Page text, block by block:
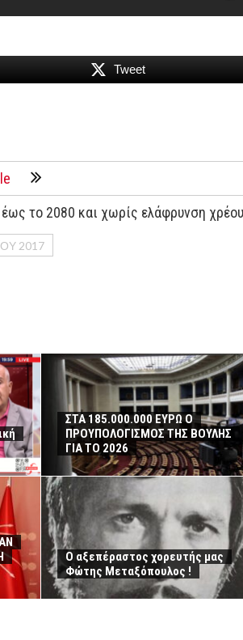
Tweet
το 2080 και χωρίς ελάφρυνση
2017
ΣΤΑ 185.000.000 ΕΥΡΩ Ο
ΠΡΟΥΠΟΛΟΓΙΣΜΟΣ ΤΗΣ ΒΟΥΛΗΣ
ΓΙΑ ΤΟ 2026
Ο αξεπέραστος χορευτής μας
Φώτης Μεταξόπουλος !